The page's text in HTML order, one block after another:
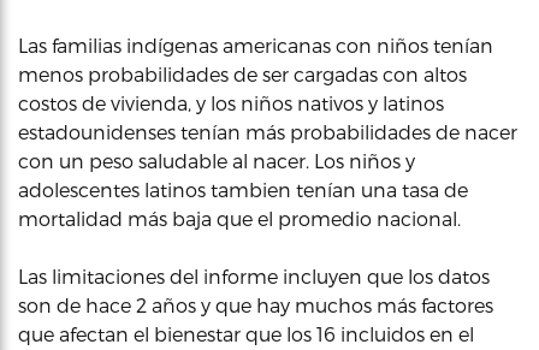
Las familias indígenas americanas con niños tenían
menos probabilidades de ser cargadas con altos
costos de vivienda, y los niños nativos y latinos
estadounidenses tenían más probabilidades de nacer
con un peso saludable al nacer. Los niños y
adolescentes latinos tambien tenían una tasa de
mortalidad más baja que el promedio nacional.
Las limitaciones del informe incluyen que los datos
son de hace 2 años y que hay muchos más factores
que afectan el bienestar que los 16 incluidos en el